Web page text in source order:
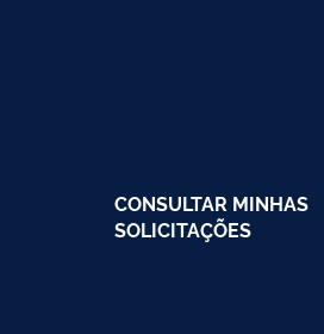
CONSULTAR MINHAS
SOLICITAÇÕES